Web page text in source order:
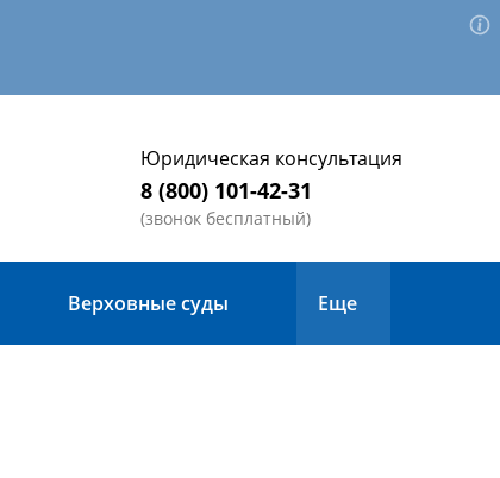
Юридическая консультация
8 (800) 101-42-31
(звонок бесплатный)
Верховные суды Еще